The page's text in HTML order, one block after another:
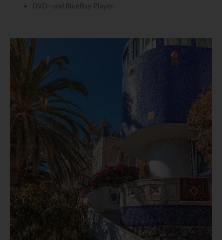
DVD- und BlueRay Player